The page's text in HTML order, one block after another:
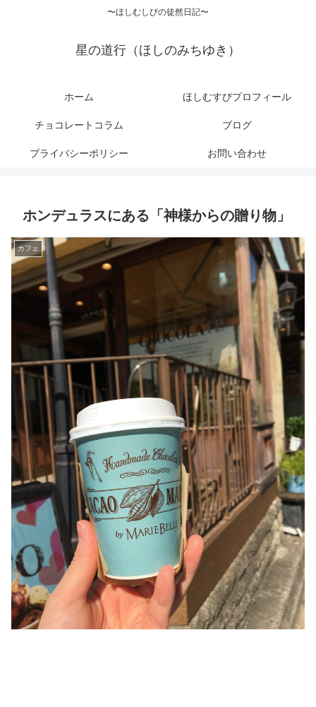
〜ほしむしびの徒然日記〜
星の道行（ほしのみちゆき）
ホーム ほしむすびプロフィール
チョコレートコラム ブログ
プライバシーポリシー お問い合わせ
ホンデュラスにある「神様からの贈り物」
カフェ